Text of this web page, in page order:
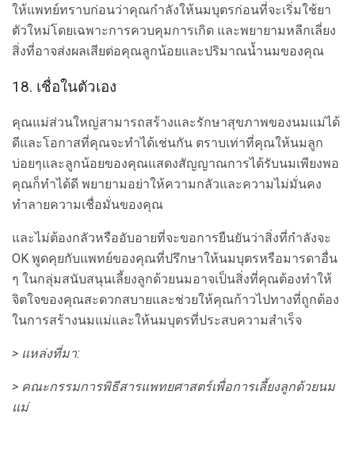
ให้แพทย์ทราบก่อนว่าคุณกำลังให้นมบุตรก่อนที่จะเริ่มใช้ยา
ตัวใหม่โดยเฉพาะการควบคุมการเกิด และพยายามหลีกเลี่ยง
สิ่งที่อาจส่งผลเสียต่อคุณลูกน้อยและปริมาณน้ำนมของคุณ
18. เชื่อในตัวเอง
คุณแม่ส่วนใหญ่สามารถสร้างและรักษาสุขภาพของนมแม่ได้
ดีและโอกาสที่คุณจะทำได้เช่นกัน ตราบเท่าที่คุณให้นมลูก
บ่อยๆและลูกน้อยของคุณแสดงสัญญาณการได้รับนมเพียงพอ
คุณก็ทำได้ดี พยายามอย่าให้ความกลัวและความไม่มั่นคง
ทำลายความเชื่อมั่นของคุณ
และไม่ต้องกลัวหรืออับอายที่จะขอการยืนยันว่าสิ่งที่กำลังจะ
OK พูดคุยกับแพทย์ของคุณที่ปรึกษาให้นมบุตรหรือมารดาอื่น
ๆ ในกลุ่มสนับสนุนเลี้ยงลูกด้วยนมอาจเป็นสิ่งที่คุณต้องทำให้
จิตใจของคุณสะดวกสบายและช่วยให้คุณก้าวไปทางที่ถูกต้อง
ในการสร้างนมแม่และให้นมบุตรที่ประสบความสำเร็จ
> แหล่งที่มา:
> คณะกรรมการพิธีสารแพทยศาสตร์เพื่อการเลี้ยงลูกด้วยนม
แม่